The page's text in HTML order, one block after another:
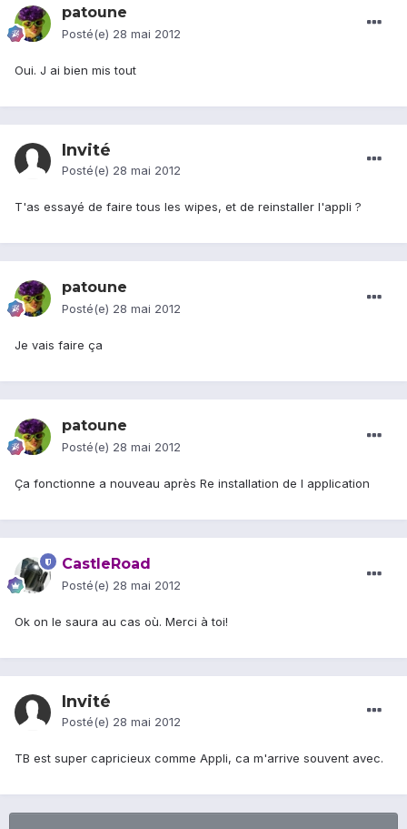
patoune
Posté(e) 28 mai 2012
Oui. J ai bien mis tout
Invité
Posté(e) 28 mai 2012
T'as essayé de faire tous les wipes, et de reinstaller l'appli ?
patoune
Posté(e) 28 mai 2012
Je vais faire ça
patoune
Posté(e) 28 mai 2012
Ça fonctionne a nouveau après Re installation de l application
CastleRoad
Posté(e) 28 mai 2012
Ok on le saura au cas où. Merci à toi!
Invité
Posté(e) 28 mai 2012
TB est super capricieux comme Appli, ca m'arrive souvent avec.